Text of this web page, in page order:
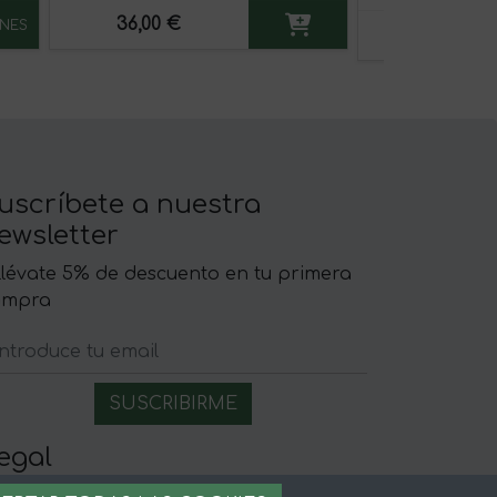
36,00 €
a nuestra
5% de descuento en tu primera